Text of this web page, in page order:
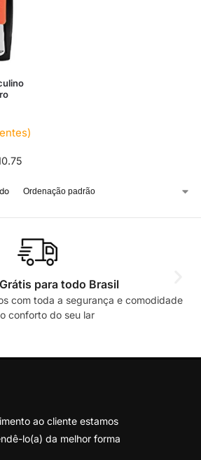
para todo Brasil
com toda a segurança e comodidade
conforto do seu lar
ao cliente estamos
lo(a) da melhor forma